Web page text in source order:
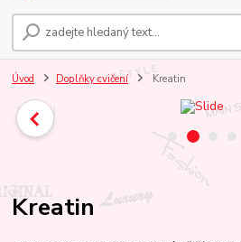
Úvod Doplňky cvičení Kreatin
Kreatin